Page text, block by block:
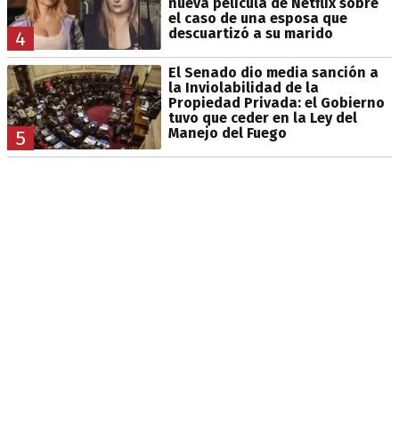
4
nueva película de Netflix sobre
el caso de una esposa que
descuartizó a su marido
5
El Senado dio media sanción a
la Inviolabilidad de la
Propiedad Privada: el Gobierno
tuvo que ceder en la Ley del
Manejo del Fuego